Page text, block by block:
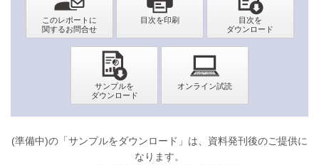
(準備中)の「サンプルをダウンロード」は、資料発刊後のご提供に
なります。